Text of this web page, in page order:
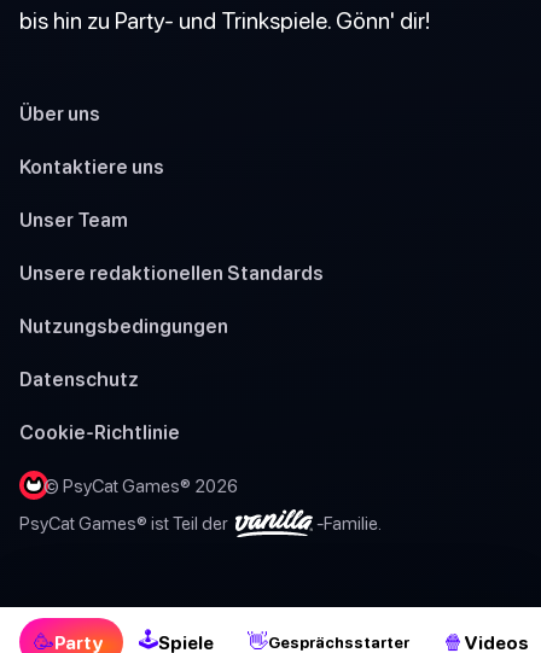
🥳Party 🕹Spiele 👋Gesprächsstarter 🍿 Videos
bis hin zu Party- und Trinkspiele. Gönn' dir!
Über uns
Kontaktiere uns
Unser Team
Unsere redaktionellen Standards
Nutzungsbedingungen
Datenschutz
Cookie-Richtlinie
© PsyCat Games® 2026
PsyCat Games® ist Teil der
-Familie.